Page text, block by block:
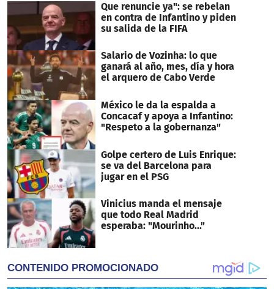
Que renuncie ya": se rebelan
en contra de Infantino y piden
su salida de la FIFA
Salario de Vozinha: lo que
ganará al año, mes, día y hora
el arquero de Cabo Verde
México le da la espalda a
Concacaf y apoya a Infantino:
"Respeto a la gobernanza"
Golpe certero de Luis Enrique:
se va del Barcelona para
jugar en el PSG
Vinicius manda el mensaje
que todo Real Madrid
esperaba: "Mourinho..."